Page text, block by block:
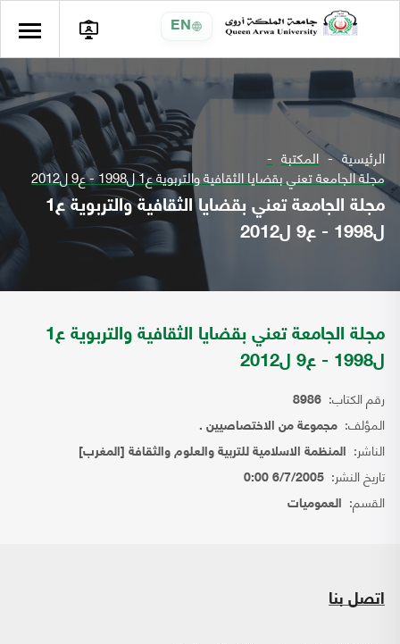
EN
الرئيسية المكتبة
مجلة الجامعة تعني بقضايا الثقافية والتربوية ع1 ل1998 - ع9 ل2012
مجلة الجامعة تعني بقضايا الثقافية والتربوية ع1
ل1998 - ع9 ل2012
مجلة الجامعة تعني بقضايا الثقافية والتربوية ع1
ل1998 - ع9 ل2012
رقم الكتاب: 8986
المؤلف: مجموعة من الاختصاصيين .
الناشر: المنظمة الاسلامية للتربية والعلوم والثقافة [المغرب]
تاريخ النشر: 6/7/2005 0:00
القسم: العموميات
اتصل بنا